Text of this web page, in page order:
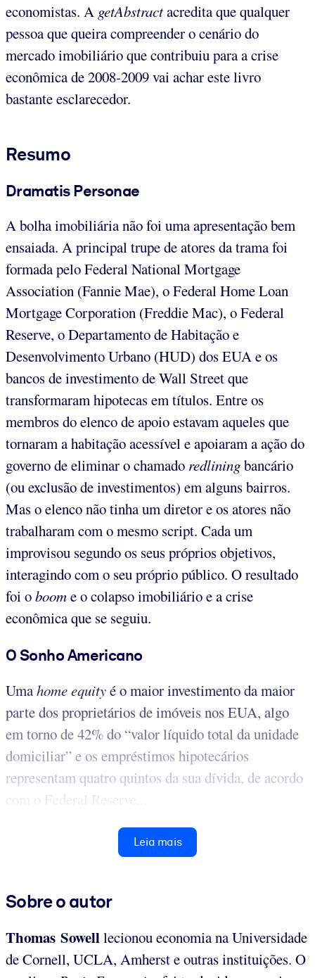
economistas. A getAbstractacredita que qualquer
pessoa que queira compreender o cenário do
mercado imobiliário que contribuiu para a crise
econômica de 2008-2009 vai achar este livro
bastante esclarecedor.
Resumo
Dramatis Personae
A bolha imobiliária não foi uma apresentação bem
ensaiada. A principal trupe de atores da trama foi
formada pelo Federal National Mortgage
Association (Fannie Mae), o Federal Home Loan
Mortgage Corporation (Freddie Mac), o Federal
Reserve, o Departamento de Habitação e
Desenvolvimento Urbano (HUD) dos EUA e os
bancos de investimento de Wall Street que
transformaram hipotecas em títulos. Entre os
membros do elenco de apoio estavam aqueles que
tornaram a habitação acessível e apoiaram a ação do
governo de eliminar o chamado redliningbancário
(ou exclusão de investimentos) em alguns bairros.
Mas o elenco não tinha um diretor e os atores não
trabalharam com o mesmo script. Cada um
improvisou segundo os seus próprios objetivos,
interagindo com o seu próprio público. O resultado
foi oboome o colapso imobiliário e a crise
econômica que se seguiu.
O Sonho Americano
Umahome equityé o maior investimento da maior
parte dos proprietários de imóveis nos EUA, algo
em torno de 42% do “valor líquido total da unidade
domiciliar” e os empréstimos hipotecários
representam quatro quintos da sua dívida, de acordo
com o Federal Reserve...
Leia mais
Sobre o autor
Thomas Sowelllecionou economia na Universidade
de Cornell, UCLA, Amherst e outras instituições. O